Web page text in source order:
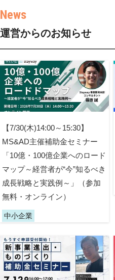
運営からのお知らせ
【7/30(木)14:00～15:30】
MS&AD主催補助金セミナー
「10億・100億企業へのロード
マップ～経営者が“今”知るべき
成長戦略と実践例～」（参加
無料・オンライン）
中小企業